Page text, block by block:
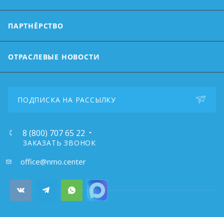
ПАРТНЁРСТВО
ОТРАСЛЕВЫЕ НОВОСТИ
ПОДПИСКА НА РАССЫЛКУ
8 (800) 707 65 22
ЗАКАЗАТЬ ЗВОНОК
почта:office@nmo.center